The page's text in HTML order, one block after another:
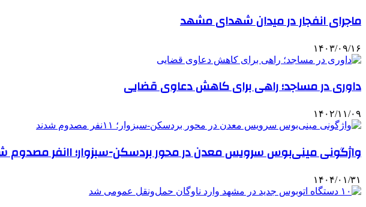
ماجرای انفجار در میدان شهدای مشهد
۱۴۰۳/۰۹/۱۶
داوری در مساجد؛ راهی برای کاهش دعاوی قضایی
۱۴۰۲/۱۱/۰۹
واژگونی مینی‌بوس سرویس معدن در محور بردسکن-سبزوار؛ ۱۱نفر مصدوم شدند
۱۴۰۴/۰۱/۳۱